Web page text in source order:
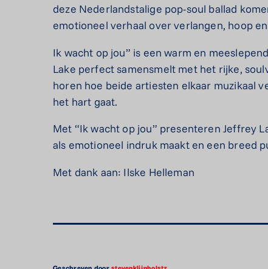
deze Nederlandstalige pop-soul ballad
emotioneel verhaal over verlangen, hoop
Ik wacht op jou” is een warm en
Lake perfect samensmelt met het rijke,
horen hoe beide artiesten elkaar muzikaal
het hart gaat.
Met “Ik wacht op jou” presenteren Jeffrey
als emotioneel indruk maakt en een breed
Met dank aan: Ilske Helleman